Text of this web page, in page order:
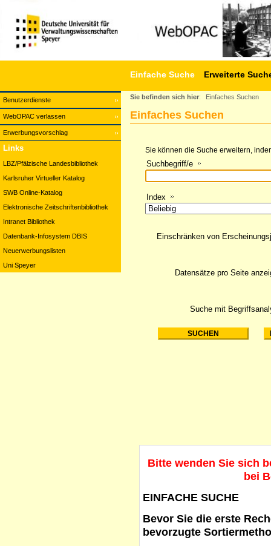
Benutzerdienste
WebOPAC verlassen
Erwerbungsvorschlag
Einfache Suche Erweiterte
Links
LBZ/Pfälzische Landesbibliothek
Karlsruher Virtueller Katalog
SWB Online-Katalog
Elektronische Zeitschriftenbibliothek
Intranet Bibliothek
Datenbank-Infosystem DBIS
Neuerwerbungslisten
Uni Speyer
Sie befinden sich hier: Einfaches Suchen
Einfaches Suchen
Sie können die Suche erweitern,
Suchbegriff/e
Index
Suche mit
Einschränken von
Datensätze pro Seite
Bitte wenden Sie sich
bei
EINFACHE SUCHE
Bevor Sie die erste
bevorzugte